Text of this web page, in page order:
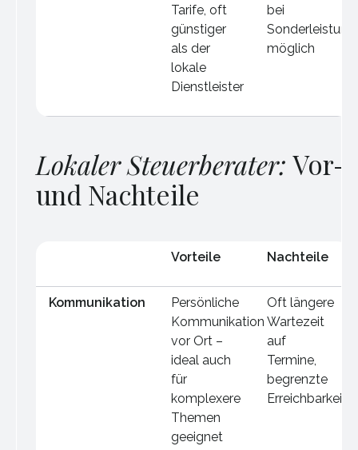
Tarife, oft
günstiger
als der
lokale
Dienstleister
bei
möglich
Lokaler Steuerberater: Vor-
und Nachteile
Vorteile Nachteile
Kommunikation
Persönliche
Kommunikation
vor Ort –
ideal auch
für
komplexere
Themen
geeignet
Oft längere
Wartezeit
auf
Termine,
begrenzte
Erreichbarkeit